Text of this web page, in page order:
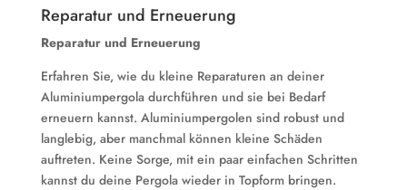
Reparatur und Erneuerung
Reparatur und Erneuerung
Erfahren Sie, wie du kleine Reparaturen an deiner
Aluminiumpergola durchführen und sie bei Bedarf
erneuern kannst. Aluminiumpergolen sind robust und
langlebig, aber manchmal können kleine Schäden
auftreten. Keine Sorge, mit ein paar einfachen Schritten
kannst du deine Pergola wieder in Topform bringen.